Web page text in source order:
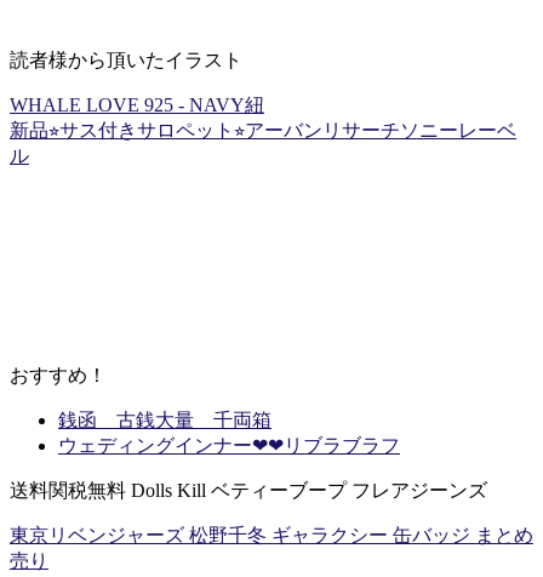
読者様から頂いたイラスト
WHALE LOVE 925 - NAVY紐
新品⭐︎サス付きサロペット⭐︎アーバンリサーチソニーレーベ
ル
おすすめ！
銭函 古銭大量 千両箱
ウェディングインナー❤︎❤︎リブラブラフ
送料関税無料 Dolls Kill ベティーブープ フレアジーンズ
東京リベンジャーズ 松野千冬 ギャラクシー 缶バッジ まとめ
売り